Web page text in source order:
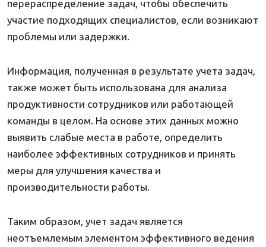
перераспределение задач, чтобы обеспечить
участие подходящих специалистов, если возникают
проблемы или задержки.
Информация, полученная в результате учета задач,
также может быть использована для анализа
продуктивности сотрудников или работающей
команды в целом. На основе этих данных можно
выявить слабые места в работе, определить
наиболее эффективных сотрудников и принять
меры для улучшения качества и
производительности работы.
Таким образом, учет задач является
неотъемлемым элементом эффективного ведения